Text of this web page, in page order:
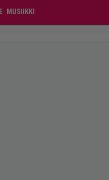
MUSIIKKI